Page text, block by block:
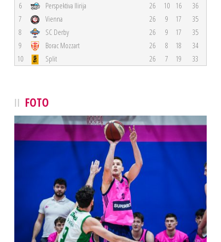
6
Perspektiva Ilirija 26 10 16
36
7
Vienna 26 9 17
35
8
SC Derby 26 9 17
35
9
Borac Mozzart 26 8 18
34
10
Split 26 7 19 33
FOTO